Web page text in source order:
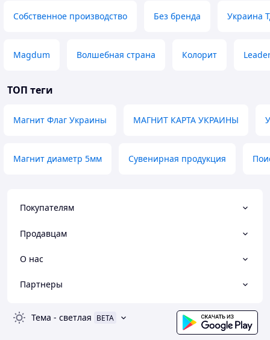
Собственное производство Без бренда Украина
Magdum Волшебная страна Колорит
ТОП теги
Магнит Флаг Украины МАГНИТ КАРТА УКРАИНЫ
Магнит диаметр 5мм Сувенирная продукция
Покупателям
Продавцам
О нас
Партнеры
Тема - светлая BETA